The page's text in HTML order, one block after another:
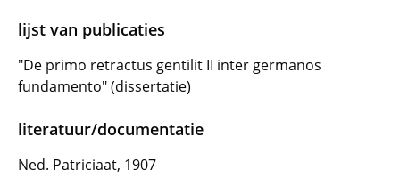
lijst van publicaties
"De primo retractus gentilit II inter germanos
fundamento" (dissertatie)
literatuur/documentatie
Ned. Patriciaat, 1907